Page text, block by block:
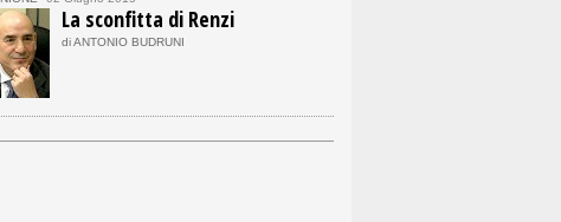
La sconfitta di Renzi
di ANTONIO BUDRUNI